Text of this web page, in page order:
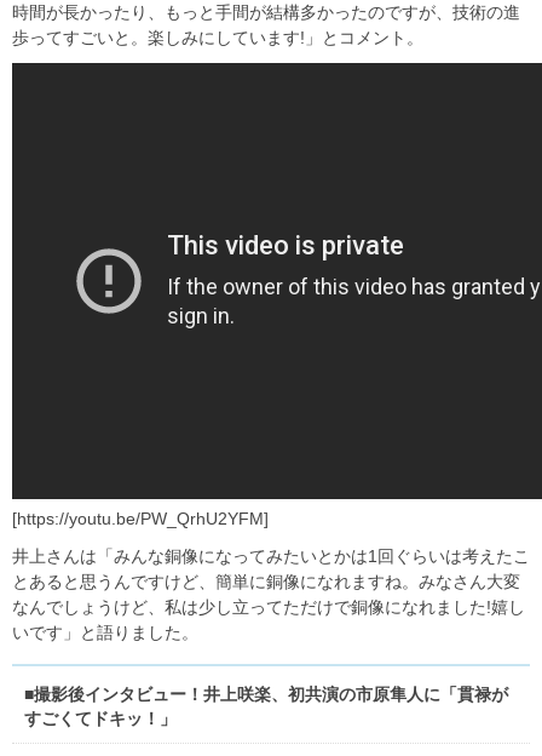
時間が長かったり、もっと手間が結構多かったのですが、技術の進
歩ってすごいと。楽しみにしています!」とコメント。
[https://youtu.be/PW_QrhU2YFM]
井上さんは「みんな銅像になってみたいとかは1回ぐらいは考えたこ
とあると思うんですけど、簡単に銅像になれますね。みなさん大変
なんでしょうけど、私は少し立ってただけで銅像になれました!嬉し
いです」と語りました。
■撮影後インタビュー！井上咲楽、初共演の市原隼人に「貫禄が
すごくてドキッ！」